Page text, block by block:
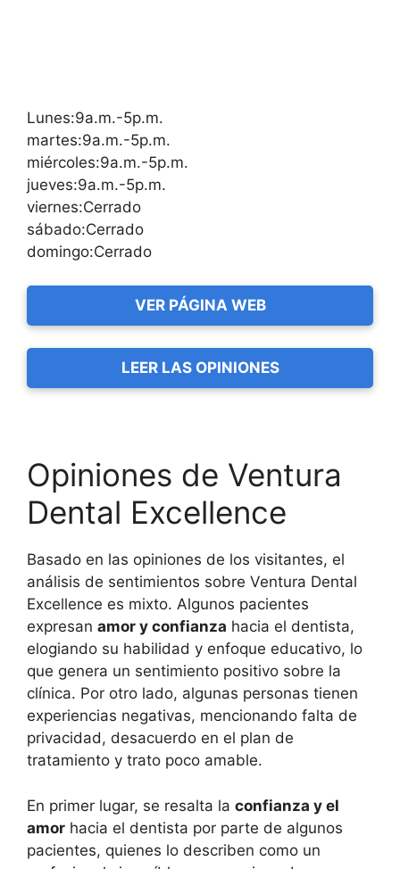
Lunes:9a.m.-5p.m.
martes:9a.m.-5p.m.
miércoles:9a.m.-5p.m.
jueves:9a.m.-5p.m.
viernes:Cerrado
sábado:Cerrado
domingo:Cerrado
VER PÁGINA WEB
LEER LAS OPINIONES
Opiniones de Ventura
Dental Excellence
Basado en las opiniones de los visitantes, el
análisis de sentimientos sobre Ventura Dental
Excellence es mixto. Algunos pacientes
expresan amor y confianza hacia el dentista,
elogiando su habilidad y enfoque educativo, lo
que genera un sentimiento positivo sobre la
clínica. Por otro lado, algunas personas tienen
experiencias negativas, mencionando falta de
privacidad, desacuerdo en el plan de
tratamiento y trato poco amable.
En primer lugar, se resalta la confianza y el
amor hacia el dentista por parte de algunos
pacientes, quienes lo describen como un